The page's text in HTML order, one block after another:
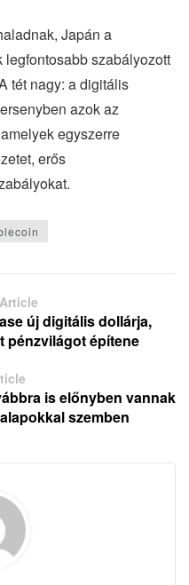
Japán a
szabályozott
tét nagy: a digitális
azok az
egyszerre
erős
új digitális dollárja,
pénzvilágot építene
is előnyben vannak
szemben